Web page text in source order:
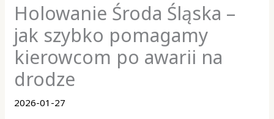
Holowanie Środa Śląska –
jak szybko pomagamy
kierowcom po awarii na
drodze
2026-01-27